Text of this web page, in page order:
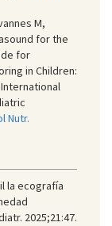
M,
for the
for
in Children:
Nutr.
la ecografía
2025;21:47.